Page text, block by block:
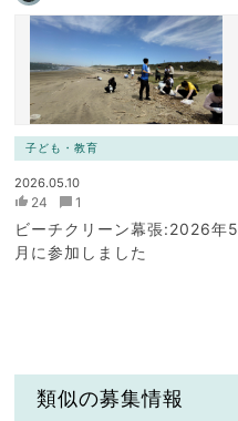
子ども・教育
2026.05.10
24 1
ビーチクリーン幕張:2026年5
月に参加しました
類似の募集情報